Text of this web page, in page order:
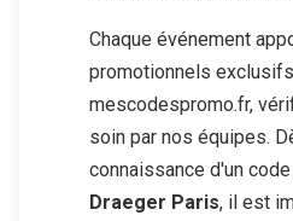
Chaque événement
promotionnels
mescodespromo.fr,
soin par nos équipes.
connaissance d'un
Draeger Paris, il est